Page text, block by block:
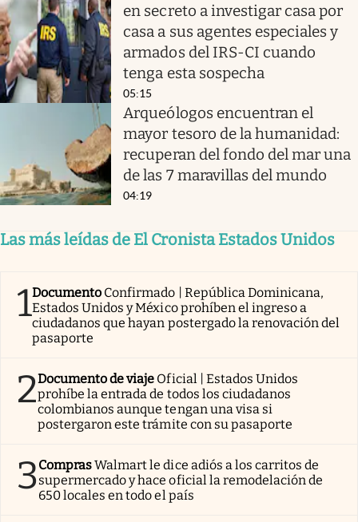
en secreto a investigar casa por
casa a sus agentes especiales y
armados del IRS-CI cuando
tenga esta sospecha
05:15
Arqueólogos encuentran el
mayor tesoro de la humanidad:
recuperan del fondo del mar una
de las 7 maravillas del mundo
04:19
Las más leídas de El Cronista Estados Unidos
1Documento Confirmado | República Dominicana,
Estados Unidos y México prohíben el ingreso a
ciudadanos que hayan postergado la renovación del
pasaporte
2Documento de viaje Oficial | Estados Unidos
prohíbe la entrada de todos los ciudadanos
colombianos aunque tengan una visa si
postergaron este trámite con su pasaporte
3ComprasWalmart le dice adiós a los carritos de
supermercado y hace oficial la remodelación de
650 locales en todo el país